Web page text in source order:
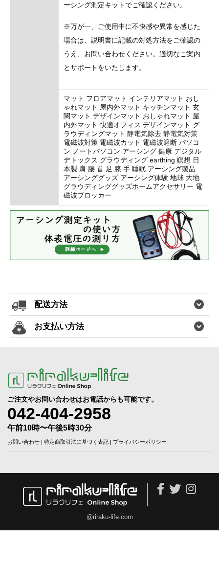
ーシング測定キットでご確認ください。
※万が一、ご使用中に不快感や異常を感じた
場合は、説明書に記載の対処方法をご確認の
うえ、お問い合わせください。適切なご案内
とサポートをいたします。
マット フロアマット インテリアマット おし
ゃれマット 屋内外マット キッチンマット 玄
関マット デザインマット おしゃれマット 屋
内外マット 快適オフィス デザインマット グ
ラウディングマット 静電気除去 静電気対策
電磁波対策 電磁波カット 電磁波遮断 パソコ
ン ノートパソコン アーシング 健康 デジタル
デトックス グラウディング earthing 瞑想 日
本製 肩 腰 首 足 膝 手 睡眠 アーシング製品
アーシンググッズ アーシング体験 地球 大地
グラウディンググッズホームアクセサリー 電
磁波ブロッカー
配送方法
お支払い方法
ご注文やお問い合わせはお電話からも可能です。
042-404-2958
午前10時〜午後5時30分
お問い合わせ| 特定商取引法に基づく表記| プライバシーポリシー
@riraku-life.com